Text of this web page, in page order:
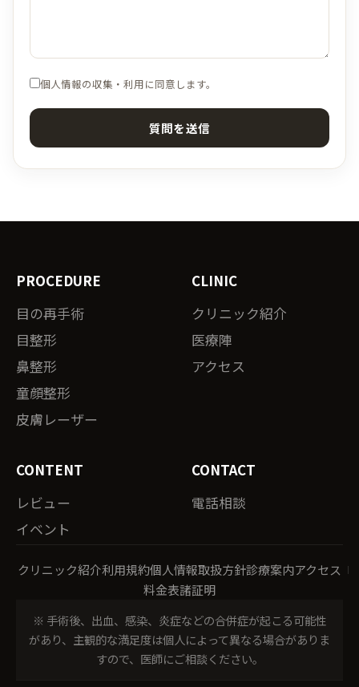
個人情報の収集・利用に同意します。
質問を送信
PROCEDURE
目の再手術
目整形
鼻整形
童顔整形
皮膚レーザー
CLINIC
クリニック紹介
医療陣
アクセス
CONTENT
レビュー
イベント
CONTACT
電話相談
クリニック紹介利用規約個人情報取扱方針診療案内アクセス
料金表諸証明
※ 手術後、出血、感染、炎症などの合併症が起こる可能性
があり、主観的な満足度は個人によって異なる場合がありま
すので、医師にご相談ください。